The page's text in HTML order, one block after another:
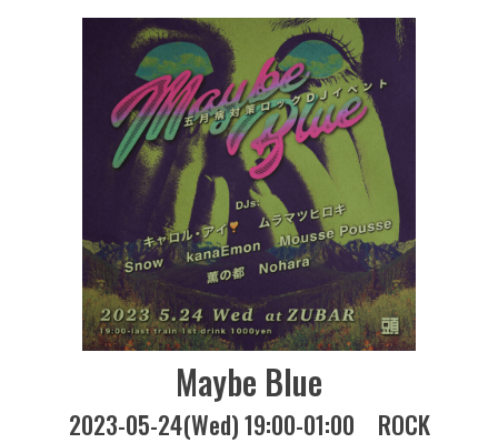
Maybe Blue
2023-05-24(Wed) 19:00-01:00 ROCK